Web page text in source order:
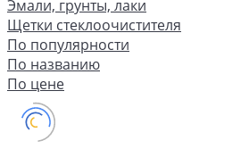
Эмали, грунты, лаки
Щетки стеклоочистителя
По популярности
По названию
По цене